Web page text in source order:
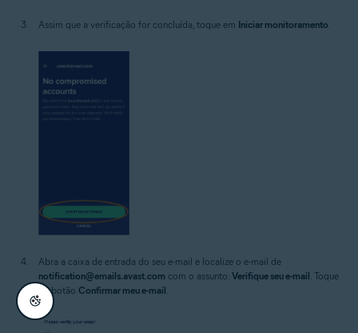
Assim que a verificação for concluída, toque em Iniciar monitoramento
Abra a caixa de entrada do seu e-mail e localize o e-mail de
notification@emails.avast.com com o assunto: Verifique seu e-mail. Toque
no botão Confirmar meu e-mail.